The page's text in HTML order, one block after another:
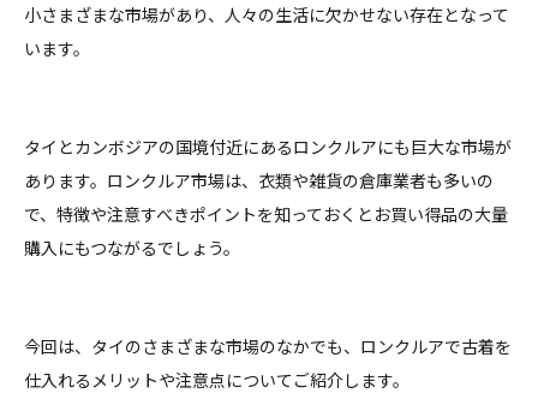
小さまざまな市場があり、人々の生活に欠かせない存在となって
います。
タイとカンボジアの国境付近にあるロンクルアにも巨大な市場が
あります。ロンクルア市場は、衣類や雑貨の倉庫業者も多いの
で、特徴や注意すべきポイントを知っておくとお買い得品の大量
購入にもつながるでしょう。
今回は、タイのさまざまな市場のなかでも、ロンクルアで古着を
仕入れるメリットや注意点についてご紹介します。